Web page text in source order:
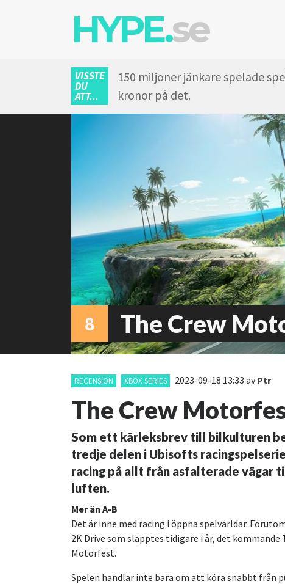
HYPE.se
VISSTE
DU
ATT...
150 miljoner jänkare spelade
kronor på det.
8 The Crew
RECENSION XBOX SERIES 2023-09-18 13:33 avPtr
The Crew
Som ett kärleksbrev till bilkulturen
tredje delen i Ubisofts
racing på allt från asfalterade vägar
luften.
Mer än A-B
Det är inne med racing i öppna spelvärldar.
2K Drive som släpptes tidigare i år, det
Motorfest.
Spelen handlar inte bara om att köra snabbt från